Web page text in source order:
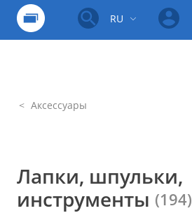
RU
Аксессуары
Лапки, шпульки,
инструменты (194)